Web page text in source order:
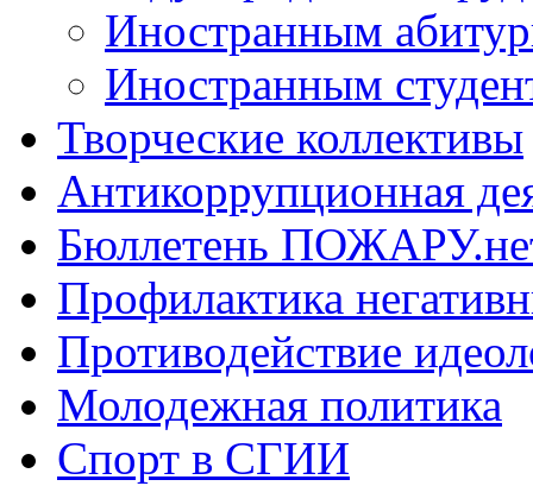
Иностранным
Иностранным
Творческие коллективы
Антикоррупционная
Бюллетень
Профилактика
Противодействие
Молодежная политика
Спорт в СГИИ